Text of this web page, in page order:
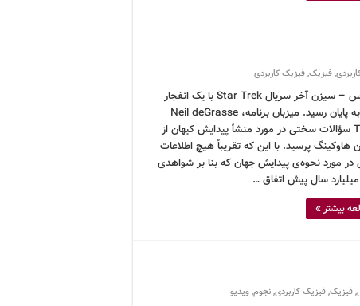
,فیزیک,فیزیک کاربردی
کرونوس – سیزن آخر سریال Star Trek با یک انفجار
بزرگ به پایان رسید. میزبان برنامه، Neil deGrasse
Tyson سؤالات سختی در مورد منشأ پیدایش کیهان از
هاوکینگ پرسید. با این که تقریباً هیچ اطلاعات
در مورد نحوه‌ی پیدایش جهان که بنا بر شواهدی
بیشتر »
,فیزیک,فیزیک کاربردی,نجوم,ویدیو